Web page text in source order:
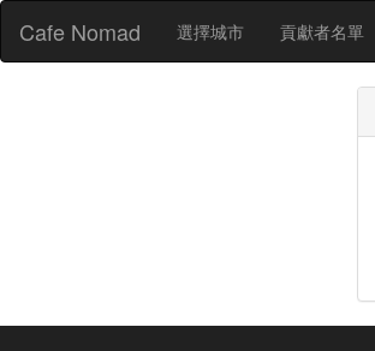
Cafe Nomad 選擇城市 貢獻者名單